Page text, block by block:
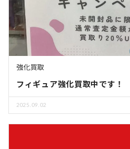
強化買取
フィギュア強化買取中です！
2025.09.02